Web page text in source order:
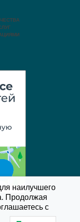
наилучшего
Продолжая
с